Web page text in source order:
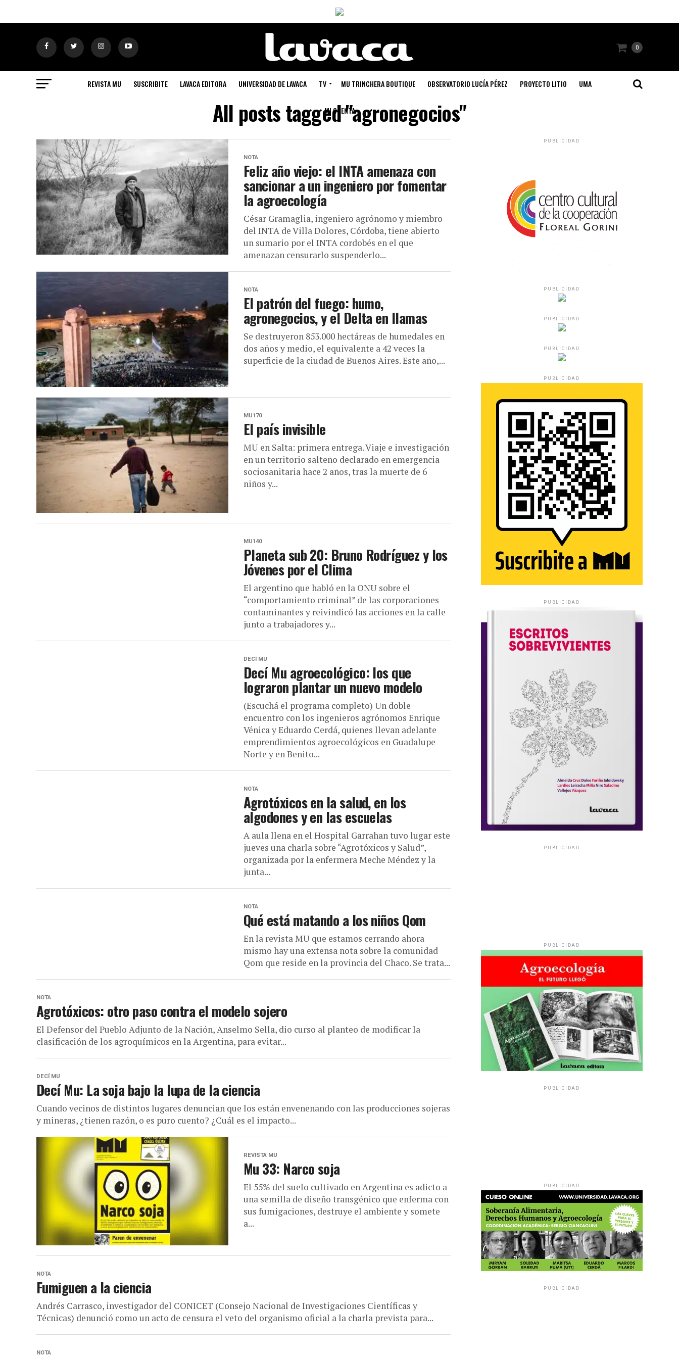
0
REVISTA MU SUSCRIBITE LAVACA EDITORA UNIVERSIDAD DE LAVACA TV MU TRINCHERA BOUTIQUE OBSERVATORIO LUCÍA PÉREZ PROYECTO LITIO UMA
MI CUENTA
All posts tagged "agronegocios"
NOTA
Feliz año viejo: el INTA amenaza con
sancionar a un ingeniero por fomentar
la agroecología
César Gramaglia, ingeniero agrónomo y miembro
del INTA de Villa Dolores, Córdoba, tiene abierto
un sumario por el INTA cordobés en el que
amenazan censurarlo suspenderlo...
NOTA
El patrón del fuego: humo,
agronegocios, y el Delta en llamas
Se destruyeron 853.000 hectáreas de humedales en
dos años y medio, el equivalente a 42 veces la
superficie de la ciudad de Buenos Aires. Este año,...
MU170
El país invisible
MU en Salta: primera entrega. Viaje e investigación
en un territorio salteño declarado en emergencia
sociosanitaria hace 2 años, tras la muerte de 6
niños y...
MU140
Planeta sub 20: Bruno Rodríguez y los
Jóvenes por el Clima
El argentino que habló en la ONU sobre el
“comportamiento criminal” de las corporaciones
contaminantes y reivindicó las acciones en la calle
junto a trabajadores y...
DECÍ MU
Decí Mu agroecológico: los que
lograron plantar un nuevo modelo
(Escuchá el programa completo) Un doble
encuentro con los ingenieros agrónomos Enrique
Vénica y Eduardo Cerdá, quienes llevan adelante
emprendimientos agroecológicos en Guadalupe
Norte y en Benito...
NOTA
Agrotóxicos en la salud, en los
algodones y en las escuelas
A aula llena en el Hospital Garrahan tuvo lugar este
jueves una charla sobre “Agrotóxicos y Salud”,
organizada por la enfermera Meche Méndez y la
junta...
NOTA
Qué está matando a los niños Qom
En la revista MU que estamos cerrando ahora
mismo hay una extensa nota sobre la comunidad
Qom que reside en la provincia del Chaco. Se trata...
NOTA
Agrotóxicos: otro paso contra el modelo sojero
El Defensor del Pueblo Adjunto de la Nación, Anselmo Sella, dio curso al planteo de modificar la
clasificación de los agroquímicos en la Argentina, para evitar...
DECÍ MU
Decí Mu: La soja bajo la lupa de la ciencia
Cuando vecinos de distintos lugares denuncian que los están envenenando con las producciones sojeras
y mineras, ¿tienen razón, o es puro cuento? ¿Cuál es el impacto...
REVISTA MU
Mu 33: Narco soja
El 55% del suelo cultivado en Argentina es adicto a
una semilla de diseño transgénico que enferma con
sus fumigaciones, destruye el ambiente y somete
a...
NOTA
Fumiguen a la ciencia
Andrés Carrasco, investigador del CONICET (Consejo Nacional de Investigaciones Científicas y
Técnicas) denunció como un acto de censura el veto del organismo oficial a la charla prevista para...
NOTA
PUBLICIDAD
PUBLICIDAD
PUBLICIDAD
PUBLICIDAD
PUBLICIDAD
PUBLICIDAD
PUBLICIDAD
PUBLICIDAD
PUBLICIDAD
PUBLICIDAD
PUBLICIDAD